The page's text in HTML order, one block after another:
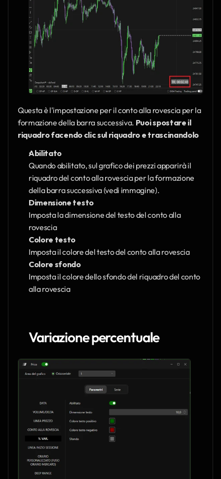
Questa è l'impostazione per il conto alla rovescia per la
formazione della barra successiva. Puoi spostare il
riquadro facendo clic sul riquadro e trascinandolo
Abilitato
Quando abilitato, sul grafico dei prezzi apparirà il
riquadro del conto alla rovescia per la formazione
della barra successiva (vedi immagine).
Dimensione testo
Imposta la dimensione del testo del conto alla
rovescia
Colore testo
Imposta il colore del testo del conto alla rovescia
Colore sfondo
Imposta il colore dello sfondo del riquadro del conto
alla rovescia
Variazione percentuale